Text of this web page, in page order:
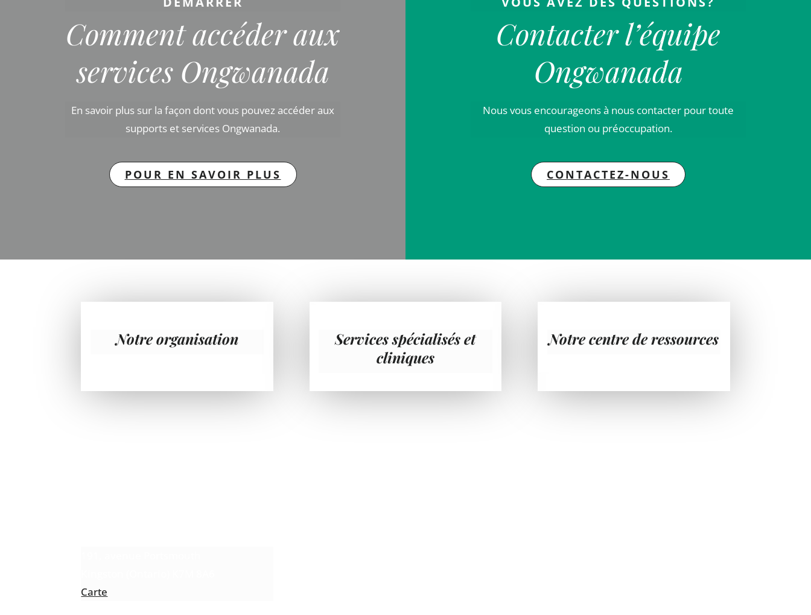
Comment accéder aux
services Ongwanada
En savoir plus sur la façon dont vous pouvez accéder aux
supports et services Ongwanada.
POUR EN SAVOIR PLUS
Contacter l’équipe
Ongwanada
Nous vous encourageons à nous contacter pour toute
question ou préoccupation.
CONTACTEZ-NOUS
Notre organisation
Services spécialisés et
cliniques
Notre centre de ressources
Carte